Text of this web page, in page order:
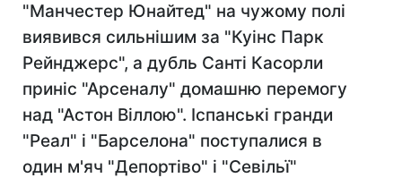
"Манчестер Юнайтед" на чужому полі
виявився сильнішим за "Куінс Парк
Рейнджерс", а дубль Санті Касорли
приніс "Арсеналу" домашню перемогу
над "Астон Віллою". Іспанські гранди
"Реал" і "Барселона" поступалися в
один м'яч "Депортіво" і "Севільї"